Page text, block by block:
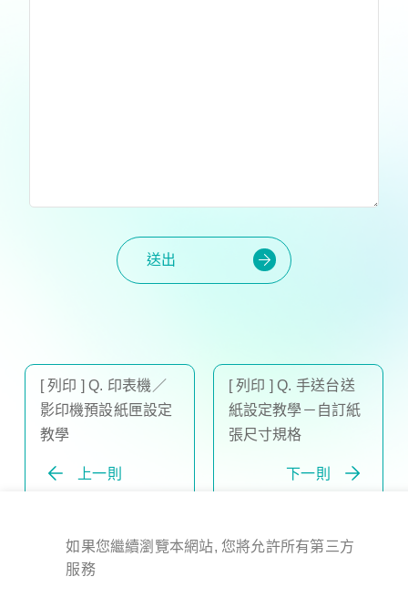
送出
上一則
[ 列印 ] Q. 印表機／
影印機預設紙匣設定
教學
[ 列印 ] Q. 手送台送
紙設定教學－自訂紙
張尺寸規格
下一則
如果您繼續瀏覽本網站, 您將允許所有第三方
服務